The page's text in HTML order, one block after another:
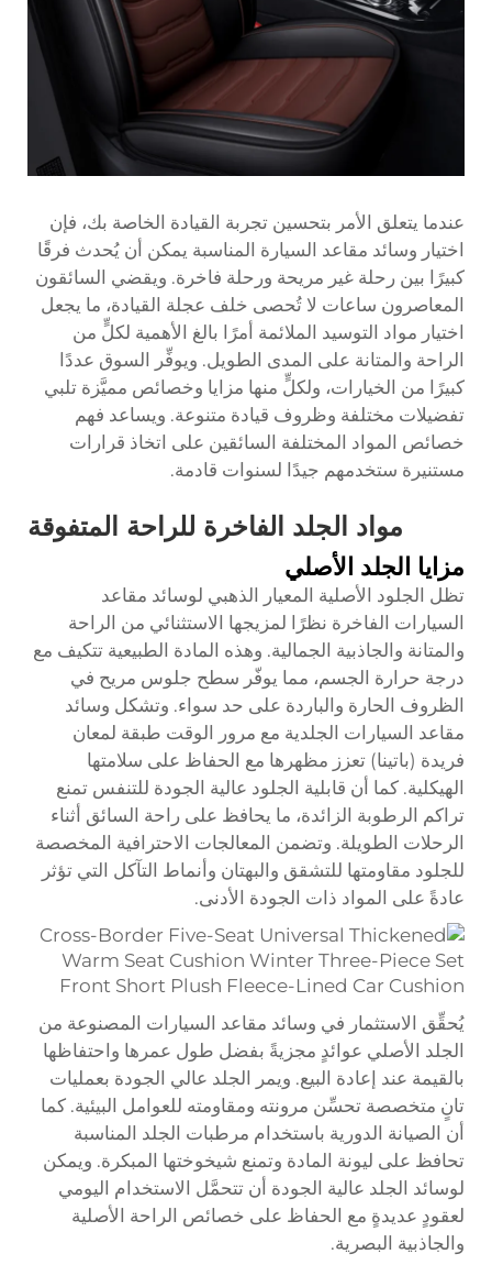
عندما يتعلق الأمر بتحسين تجربة القيادة الخاصة بك، فإن
اختيار وسائد مقاعد السيارة المناسبة يمكن أن يُحدث فرقًا
كبيرًا بين رحلة غير مريحة ورحلة فاخرة. ويقضي السائقون
المعاصرون ساعات لا تُحصى خلف عجلة القيادة، ما يجعل
اختيار مواد التوسيد الملائمة أمرًا بالغ الأهمية لكلٍّ من
الراحة والمتانة على المدى الطويل. ويوفِّر السوق عددًا
كبيرًا من الخيارات، ولكلٍّ منها مزايا وخصائص مميَّزة تلبي
تفضيلات مختلفة وظروف قيادة متنوعة. ويساعد فهم
خصائص المواد المختلفة السائقين على اتخاذ قرارات
مستنيرة ستخدمهم جيدًا لسنوات قادمة.
مواد الجلد الفاخرة للراحة المتفوقة
مزايا الجلد الأصلي
تظل الجلود الأصلية المعيار الذهبي لوسائد مقاعد
السيارات الفاخرة نظرًا لمزيجها الاستثنائي من الراحة
والمتانة والجاذبية الجمالية. وهذه المادة الطبيعية تتكيف مع
درجة حرارة الجسم، مما يوفّر سطح جلوس مريح في
الظروف الحارة والباردة على حد سواء. وتشكل وسائد
مقاعد السيارات الجلدية مع مرور الوقت طبقة لمعان
فريدة (باتينا) تعزز مظهرها مع الحفاظ على سلامتها
الهيكلية. كما أن قابلية الجلود عالية الجودة للتنفس تمنع
تراكم الرطوبة الزائدة، ما يحافظ على راحة السائق أثناء
الرحلات الطويلة. وتضمن المعالجات الاحترافية المخصصة
للجلود مقاومتها للتشقق والبهتان وأنماط التآكل التي تؤثر
عادةً على المواد ذات الجودة الأدنى.
يُحقِّق الاستثمار في وسائد مقاعد السيارات المصنوعة من
الجلد الأصلي عوائدٍ مجزيةً بفضل طول عمرها واحتفاظها
بالقيمة عند إعادة البيع. ويمر الجلد عالي الجودة بعمليات
تانٍ متخصصة تحسِّن مرونته ومقاومته للعوامل البيئية. كما
أن الصيانة الدورية باستخدام مرطبات الجلد المناسبة
تحافظ على ليونة المادة وتمنع شيخوختها المبكرة. ويمكن
لوسائد الجلد عالية الجودة أن تتحمَّل الاستخدام اليومي
لعقودٍ عديدةٍ مع الحفاظ على خصائص الراحة الأصلية
والجاذبية البصرية.